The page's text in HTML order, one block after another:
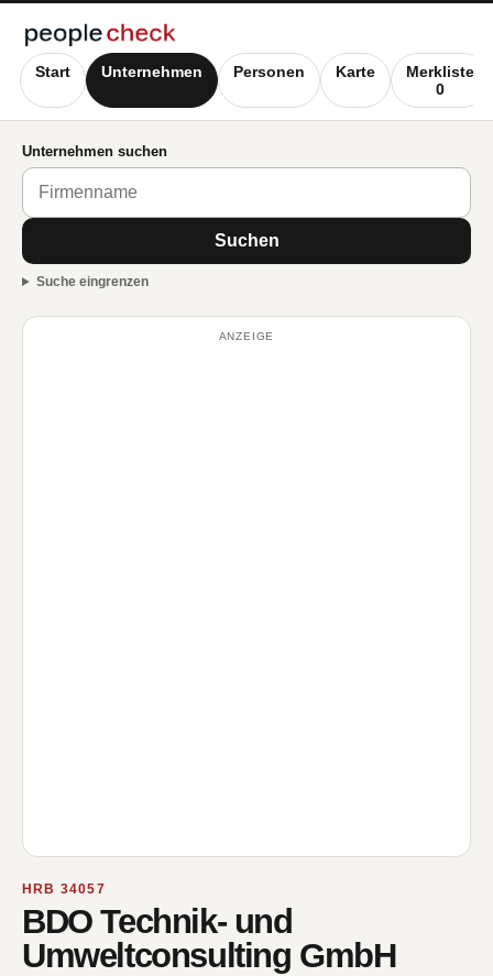
Start Unternehmen Personen Karte
Merkliste
0
Unternehmen suchen
Suchen
Suche eingrenzen
ANZEIGE
HRB 34057
BDO Technik- und
Umweltconsulting GmbH